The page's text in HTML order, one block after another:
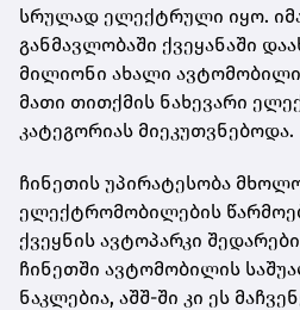
სრულად ელექტრული იყო.
განმავლობაში ქვეყანაში
მილიონი ახალი
მათი თითქმის ნახევარი
კატეგორიას მიეკუთვნებოდა.
ჩინეთის უპირატესობა
ელექტრომობილების
ქვეყნის ავტოპარკი
ჩინეთში ავტომობილის
ნაკლებია, აშშ-ში კი ეს